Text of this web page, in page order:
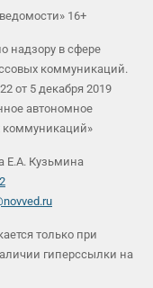
16+
надзору в сфере
коммуникаций.
от 5 декабря 2019
автономное
коммуникаций»
Е.А. Кузьмина
только при
гиперссылки на